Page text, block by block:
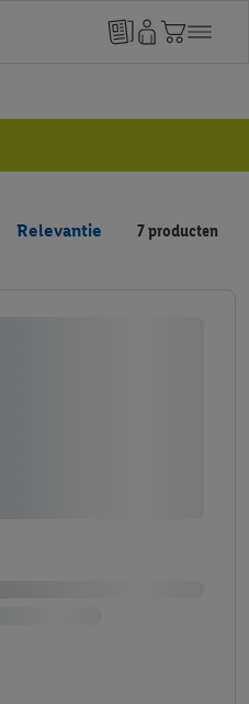
Relevantie 7 producten